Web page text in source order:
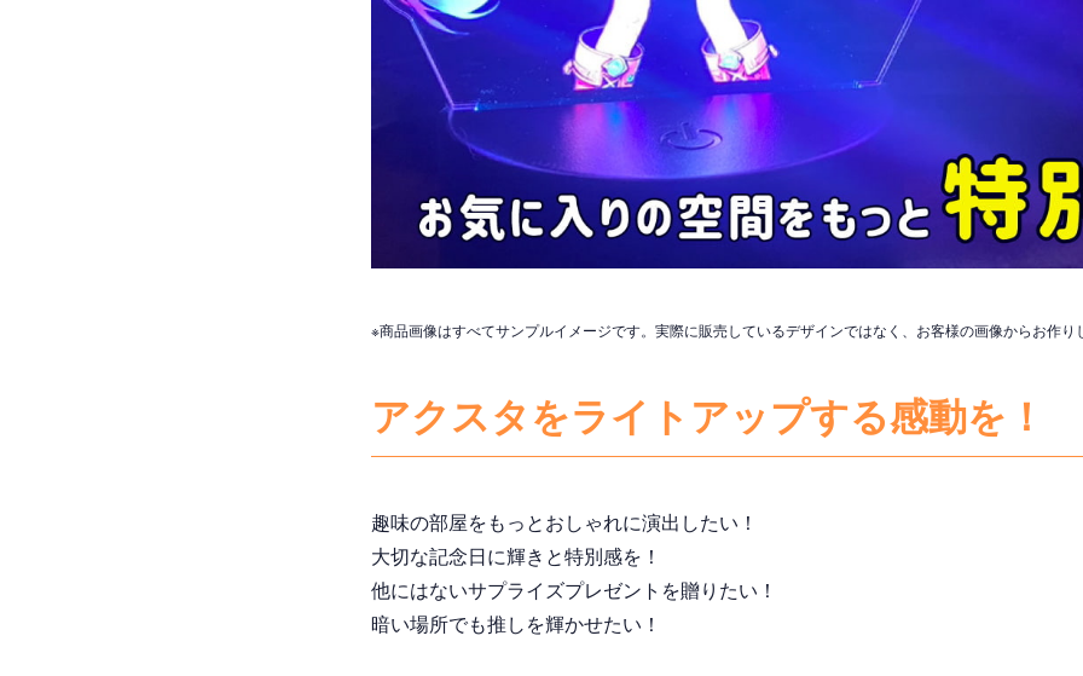
※商品画像はすべてサンプルイメージです。実際に販売しているデザインではなく、お客様の画像からお作り
アクスタをライトアップする感動を！
趣味の部屋をもっとおしゃれに演出したい！
大切な記念日に輝きと特別感を！
他にはないサプライズプレゼントを贈りたい！
暗い場所でも推しを輝かせたい！